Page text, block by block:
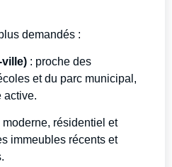
demandés :
ville) : proche des
et du parc municipal,
active.
moderne, résidentiel et
immeubles récents et